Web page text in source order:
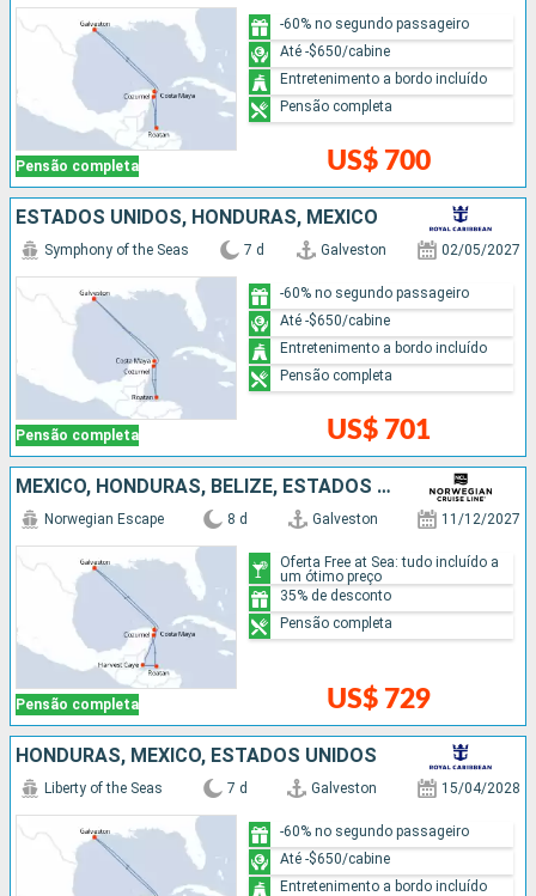
Pensão completa US$ 700
-60% no segundo passageiro
Até -$650/cabine
Entretenimento a bordo incluído
Pensão completa
ESTADOS UNIDOS, HONDURAS, MÉXICO
Pensão completa
Symphony of the Seas 7 d Galveston 02/05/2027
US$ 701
-60% no segundo passageiro
Até -$650/cabine
Entretenimento a bordo incluído
Pensão completa
MÉXICO, HONDURAS, BELIZE, ESTADOS UNIDOS
Pensão completa
Norwegian Escape 8 d Galveston 11/12/2027
US$ 729
Oferta Free at Sea: tudo incluído a
um ótimo preço
35% de desconto
Pensão completa
HONDURAS, MÉXICO, ESTADOS UNIDOS
Liberty of the Seas 7 d Galveston 15/04/2028
-60% no segundo passageiro
Até -$650/cabine
Entretenimento a bordo incluído